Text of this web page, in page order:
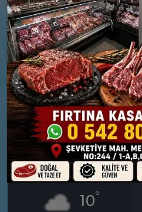
9°
Parçalı Bulutlu
Nem: %83
Rüzgar: 9 km/h
28 MART
CUMARTESI
10°